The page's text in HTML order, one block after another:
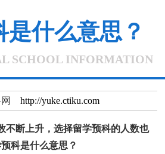
是什么意思？
SCHOOL INFORMATION
http://yuke.ctiku.com
断上升，选择留学预科的人数也
科是什么意思？